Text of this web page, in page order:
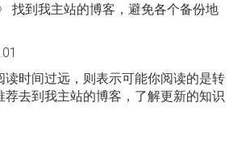
找到我主站的博客，避免各个备份地
读时间过远，则表示可能你阅读的是转
去到我主站的博客，了解更新的知识